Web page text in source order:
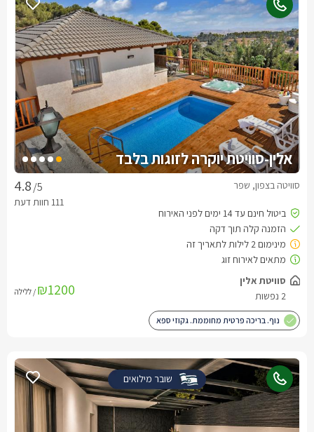
אלין-סוויטת יוקרה לזוגות בלבד
/5 סוויטה בצפון, שפר
₪1200 / ללילה
נוף. בריכה פרטית מחוממת. גקוזי ספא
שובר מילואים